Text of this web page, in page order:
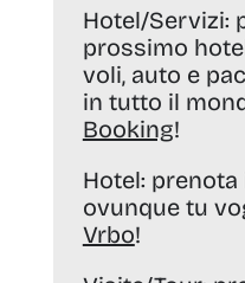
Hotel/Servizi:
prossimo
voli, auto e
in tutto il
Booking!
Hotel: prenota
ovunque tu
Vrbo!